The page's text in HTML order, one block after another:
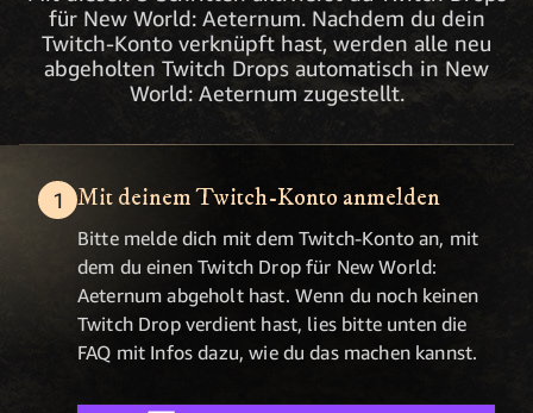
für New World: Aeternum. Nachdem du dein
Twitch-Konto verknüpft hast, werden alle neu
abgeholten Twitch Drops automatisch in New
World: Aeternum zugestellt.
Mit deinem Twitch-Konto anmelden
Bitte melde dich mit dem Twitch-Konto an, mit
dem du einen Twitch Drop für New World:
Aeternum abgeholt hast. Wenn du noch keinen
Twitch Drop verdient hast, lies bitte unten die
FAQ mit Infos dazu, wie du das machen kannst.